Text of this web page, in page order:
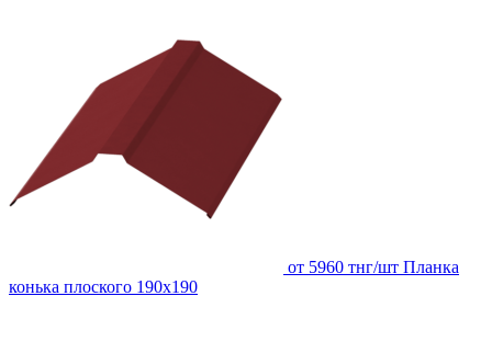
от 5960 тнг/шт Планка
конька плоского 190х190